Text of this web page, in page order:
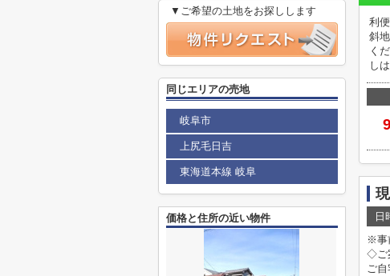
利
斜
く
し
日
※事
◇ご
ご
▼ご希望の土地をお探しします
同じエリアの売地
岐阜市
上尻毛日吉
東海道本線 岐阜
価格と住所の近い物件